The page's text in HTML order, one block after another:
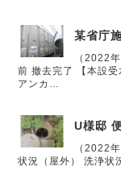
某省庁
（2022
前 撤去完了 【本設
アンカ…
U様邸
（2022
状況（屋外） 洗浄状